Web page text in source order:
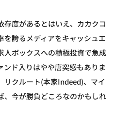
存度があるとはいえ、カカクコ
を誇るメディアをキャッシュエ
人ボックスへの積極投資で急成
ド入りはやや唐突感もありま
リクルート(本家Indeed)、マイ
、今が勝負どころなのかもしれ